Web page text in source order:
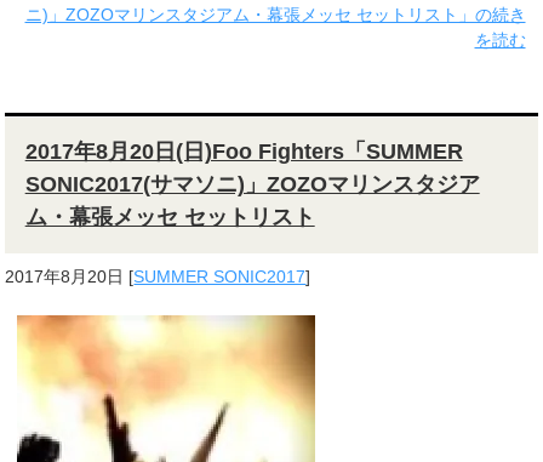
ニ)」ZOZOマリンスタジアム・幕張メッセ セットリスト」の続き
を読む
2017年8月20日(日)Foo Fighters「SUMMER
SONIC2017(サマソニ)」ZOZOマリンスタジア
ム・幕張メッセ セットリスト
2017年8月20日 [SUMMER SONIC2017]